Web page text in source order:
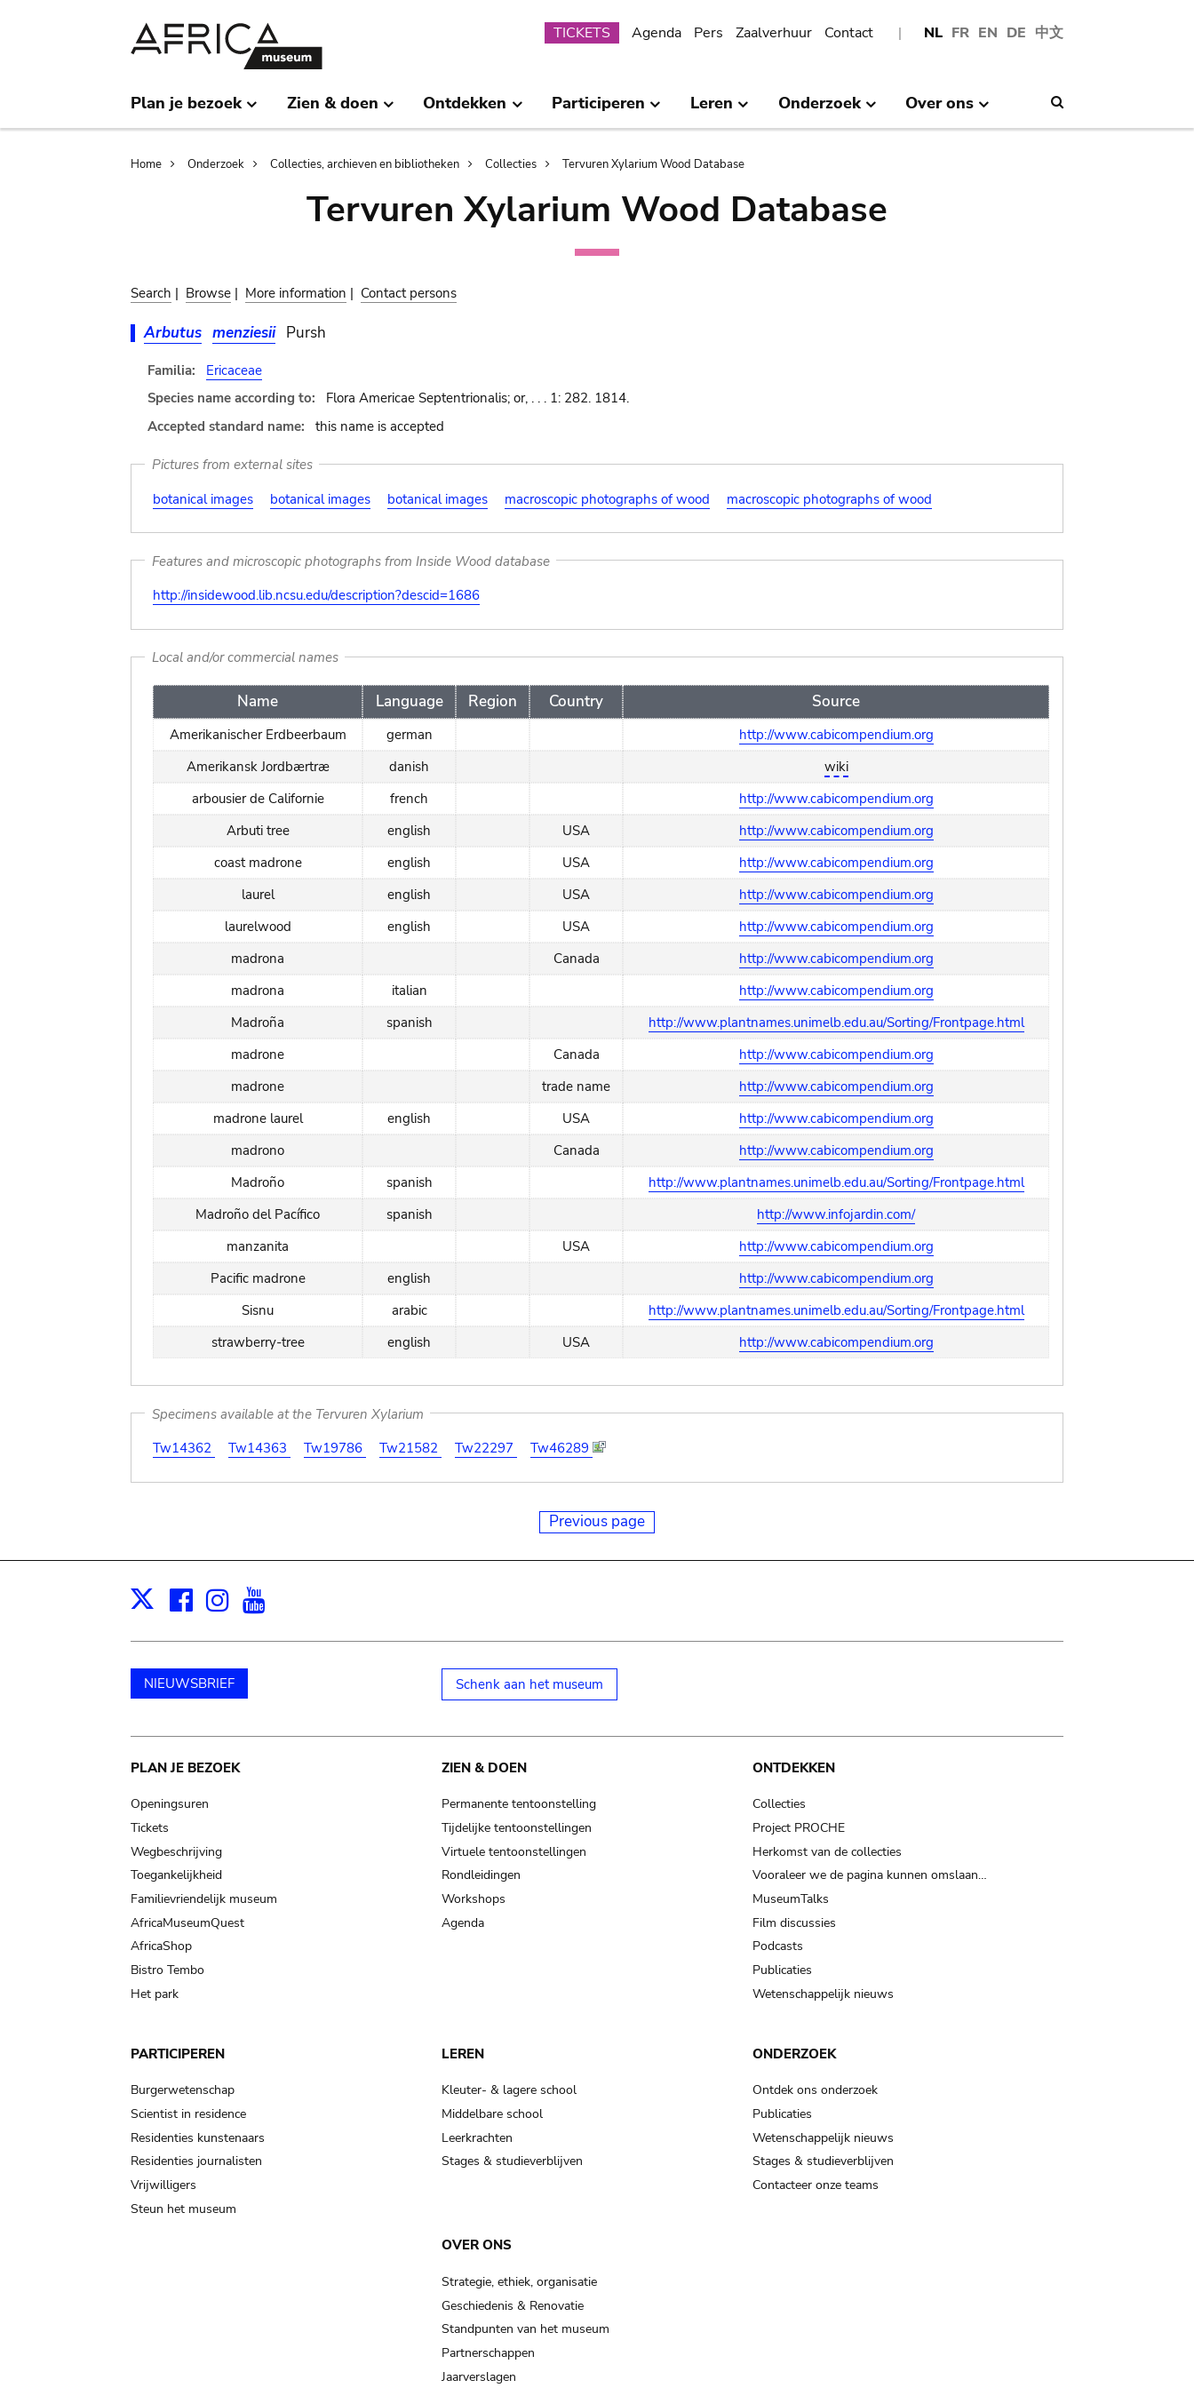
NL FR EN DE 中文
Submenu
TICKETS Agenda Pers Zaalverhuur Contact
Plan je bezoek Zien & doen Ontdekken Participeren Leren Onderzoek Over ons
Breadcrumb
Home Onderzoek Collecties, archieven en bibliotheken Collecties Tervuren Xylarium Wood Database
Tervuren Xylarium Wood Database
Search | Browse | More information | Contact persons
Arbutus menziesii Pursh
Familia:
Ericaceae
Species name according to:
Flora Americae Septentrionalis; or, . . . 1: 282. 1814.
Accepted standard name:
this name is accepted
Pictures from external sites
botanical images
botanical images botanical images macroscopic photographs of wood macroscopic photographs of wood
Features and microscopic photographs from Inside Wood database
http://insidewood.lib.ncsu.edu/description?descid=1686
Local and/or commercial names
Name Language Region Country Source
Amerikanischer Erdbeerbaum german
http://www.cabicompendium.org
Amerikansk Jordbærtræ
danish
wiki
arbousier de Californie
french
http://www.cabicompendium.org
Arbuti tree
english USA
http://www.cabicompendium.org
coast madrone
english USA
http://www.cabicompendium.org
laurel
english USA
http://www.cabicompendium.org
laurelwood
english USA
http://www.cabicompendium.org
madrona
Canada
http://www.cabicompendium.org
madrona
italian
http://www.cabicompendium.org
Madroña
spanish
http://www.plantnames.unimelb.edu.au/Sorting/Frontpage.html
madrone
Canada
http://www.cabicompendium.org
madrone
trade name
http://www.cabicompendium.org
madrone laurel
english USA
http://www.cabicompendium.org
madrono
Canada
http://www.cabicompendium.org
Madroño
spanish
http://www.plantnames.unimelb.edu.au/Sorting/Frontpage.html
Madroño del Pacífico
spanish
http://www.infojardin.com/
manzanita
USA
http://www.cabicompendium.org
Pacific madrone
english
http://www.cabicompendium.org
Sisnu
arabic
http://www.plantnames.unimelb.edu.au/Sorting/Frontpage.html
strawberry-tree
english USA http://www.cabicompendium.org
Specimens available at the Tervuren Xylarium
Tw14362
Tw14363 Tw19786 Tw21582 Tw22297 Tw46289
Previous page
X Facebook
Instagram
NIEUWSBRIEF Schenk aan het museum
Main
navigation
PLAN JE BEZOEK
Openingsuren
Tickets
Wegbeschrijving
Toegankelijkheid
Familievriendelijk museum
AfricaMuseumQuest
AfricaShop
Bistro Tembo
Het park
ZIEN & DOEN
Permanente tentoonstelling
Tijdelijke tentoonstellingen
Virtuele tentoonstellingen
Rondleidingen
Workshops
Agenda
ONTDEKKEN
Collecties
Project PROCHE
Herkomst van de collecties
Vooraleer we de pagina kunnen omslaan…
MuseumTalks
Film discussies
Podcasts
Publicaties
Wetenschappelijk nieuws
PARTICIPEREN
Burgerwetenschap
Scientist in residence
Residenties kunstenaars
Residenties journalisten
Vrijwilligers
Steun het museum
LEREN
Kleuter- & lagere school
Middelbare school
Leerkrachten
Stages & studieverblijven
ONDERZOEK
Ontdek ons onderzoek
Publicaties
Wetenschappelijk nieuws
Stages & studieverblijven
Contacteer onze teams
OVER ONS
Strategie, ethiek, organisatie
Geschiedenis & Renovatie
Standpunten van het museum
Partnerschappen
Jaarverslagen